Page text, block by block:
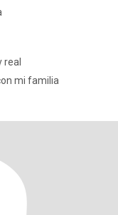
real
mi familia